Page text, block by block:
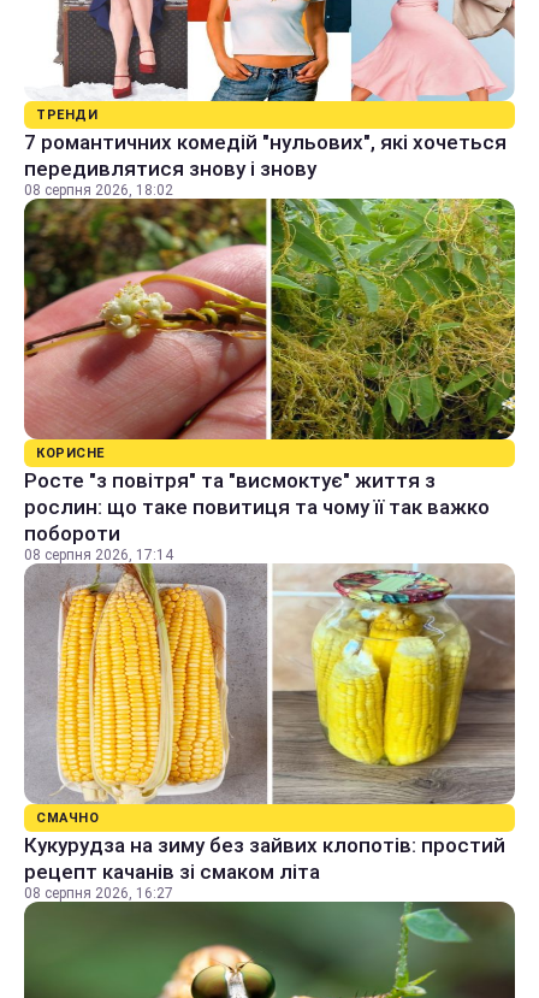
ТРЕНДИ
7 романтичних комедій "нульових", які хочеться
передивлятися знову і знову
08 серпня 2026, 18:02
КОРИСНЕ
Росте "з повітря" та "висмоктує" життя з
рослин: що таке повитиця та чому її так важко
побороти
08 серпня 2026, 17:14
СМАЧНО
Кукурудза на зиму без зайвих клопотів: простий
рецепт качанів зі смаком літа
08 серпня 2026, 16:27